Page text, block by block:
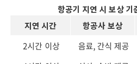
항공기 지연 시 보상 기
지연 시간
항공사 보상
2시간 이상
음료, 간식 제공